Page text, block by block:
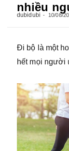
nhiều
dubidubi 10/08/
Đi bộ là một
hết mọi người